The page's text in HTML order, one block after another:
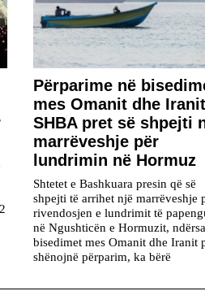
Përparime në
mes Omanit dhe
SHBA pret së shpejti
marrëveshje për
lundrimin në Hormuz
Shtetet e Bashkuara presin që së
shpejti të arrihet një marrëveshje
rivendosjen e lundrimit të
në Ngushticën e Hormuzit, ndërsa
bisedimet mes Omanit dhe Iranit
shënojnë përparim, ka bërë